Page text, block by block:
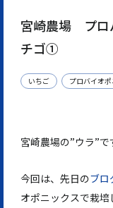
宮崎農場 プロ
チゴ①
いちご プロバイオ
宮崎農場の”ウラ”で
今回は、先日のブロ
オポニックスで栽培